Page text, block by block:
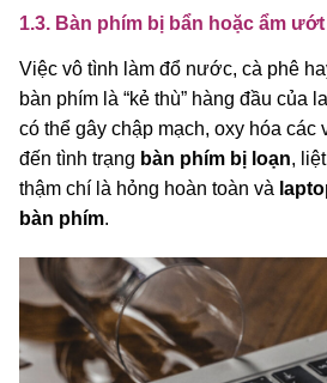
1.3. Bàn phím bị bẩn hoặc ẩm ướt
Việc vô tình làm đổ nước, cà phê
bàn phím là “kẻ thù” hàng đầu của
có thể gây chập mạch, oxy hóa các
đến tình trạng bàn phím bị loạn,
thậm chí là hỏng hoàn toàn và
bàn phím.